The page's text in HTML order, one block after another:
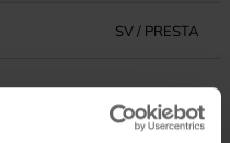
SV / PRESTA